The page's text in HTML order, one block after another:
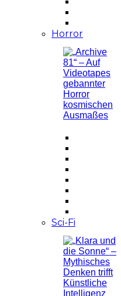
Horror
Sci-Fi